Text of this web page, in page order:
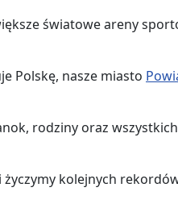
światowe areny
Polskę, nasze miasto
rodziny oraz
kolejnych